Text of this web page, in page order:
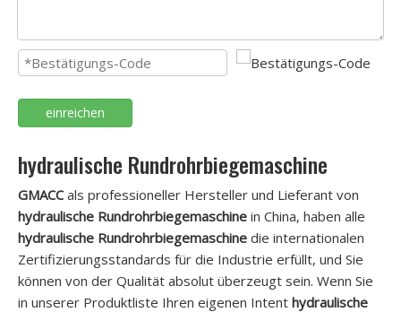
einreichen
hydraulische Rundrohrbiegemaschine
GMACCals professioneller Hersteller und Lieferant von
hydraulische Rundrohrbiegemaschine in China, haben alle
hydraulische Rundrohrbiegemaschine die internationalen
Zertifizierungsstandards für die Industrie erfüllt, und Sie
können von der Qualität absolut überzeugt sein. Wenn Sie
in unserer Produktliste Ihren eigenen Intent hydraulische